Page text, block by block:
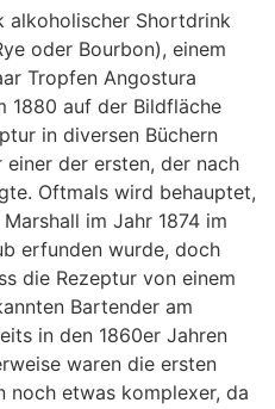
alkoholischer Shortdrink
oder Bourbon), einem
Tropfen Angostura
1880 auf der Bildfläche
in diversen Büchern
der ersten, der nach
Oftmals wird behauptet,
im Jahr 1874 im
erfunden wurde, doch
die Rezeptur von einem
Bartender am
in den 1860er Jahren
waren die ersten
noch etwas komplexer, da